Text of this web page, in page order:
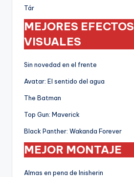
Tár
MEJORES EFECTOS
VISUALES
Sin novedad en el frente
Avatar: El sentido del agua
The Batman
Top Gun: Maverick
Black Panther: Wakanda Forever
MEJOR MONTAJE
Almas en pena de Inisherin